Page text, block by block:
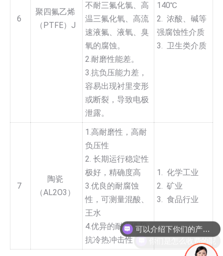
6
聚四氟乙烯
（PTFE）J
不耐三氟化氯、高
温三氟化氧、高流
速液氟、液氧、臭
氧的腐蚀。
2.耐磨性能差。
3.抗负压能力差，
容易出现衬里变形
或断裂，导致电极
泄露。
140℃
2. 浓酸、碱等
强腐蚀性介质
3. 卫生类介质
7
陶瓷
（AL2O3）
1.高耐磨性，高耐
负压性
2. 长期运行稳定性
极好，精确度高
3.优良的耐腐蚀
性，可测量混酸、
王水
4.优异的耐热性和
抗冷热冲击性
1. 化学工业
2. 矿业
3. 食品行业
你们是怎么收费的呢